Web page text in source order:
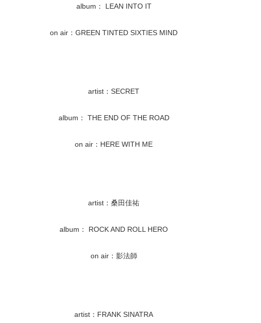
album： LEAN INTO IT
on air：GREEN TINTED SIXTIES MIND
artist：SECRET
album： THE END OF THE ROAD
on air：HERE WITH ME
artist：桑田佳祐
album： ROCK AND ROLL HERO
on air：影法師
artist：FRANK SINATRA